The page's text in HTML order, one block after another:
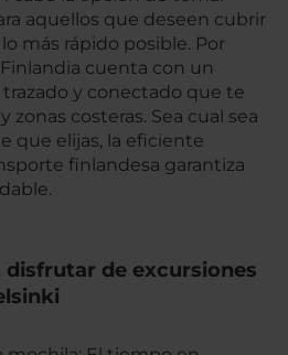
aquellos que deseen cubrir
más rápido posible. Por
cuenta con un
y conectado que te
zonas costeras. Sea cual sea
que elijas, la eficiente
finlandesa garantiza
disfrutar de excursiones